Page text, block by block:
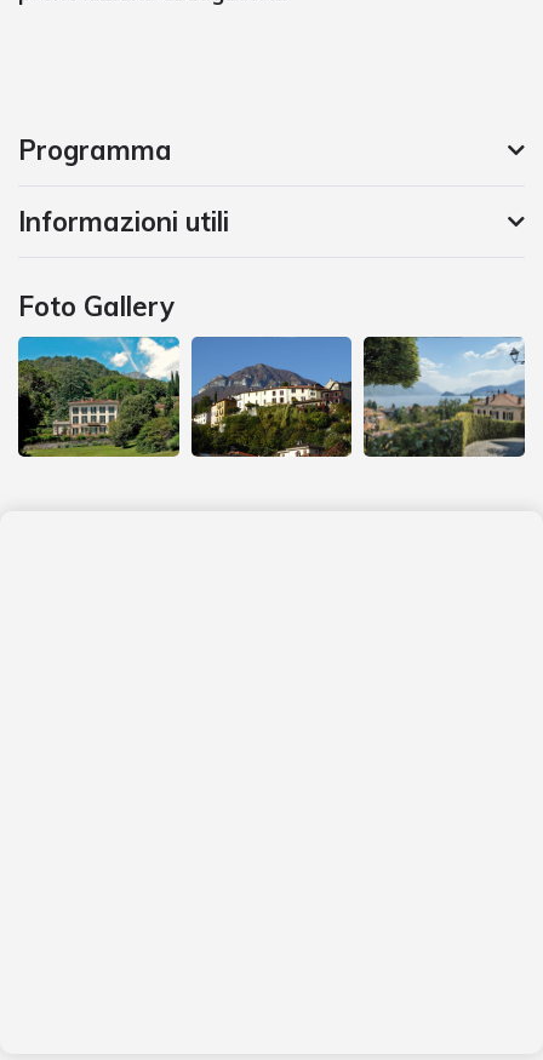
Programma
Informazioni utili
Foto Gallery